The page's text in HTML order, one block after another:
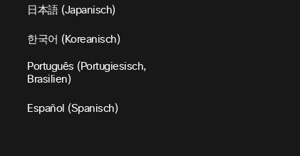
日本語 (Japanisch)
한국어 (Koreanisch)
Português (Portugiesisch,
Brasilien)
Español (Spanisch)